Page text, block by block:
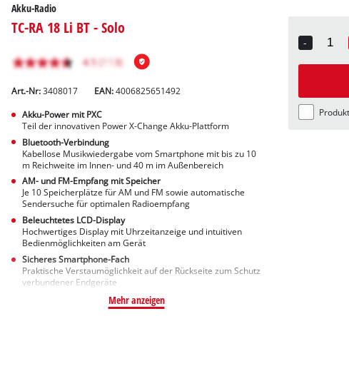
Akku-Radio
TC-RA 18 Li BT - Solo
Art.-Nr:3408017 EAN:4006825651492
Akku-Power mit PXC
Teil der innovativen Power X-Change Akku-Plattform
Bluetooth-Verbindung
Kabellose Musikwiedergabe vom Smartphone mit bis zu 10
m Reichweite im Innen- und 40 m im Außenbereich
AM- und FM-Empfang mit Speicher
Je 10 Speicherplätze für AM und FM sowie automatische
Sendersuche für optimalen Radioempfang
Beleuchtetes LCD-Display
Hochwertiges Display mit Uhrzeitanzeige und intuitiven
Bedienmöglichkeiten am Gerät
Sicheres Smartphone-Fach
Praktische Verstaumöglichkeit auf der Rückseite zum Schutz
verbundener Endgeräte
Mehr anzeigen
-